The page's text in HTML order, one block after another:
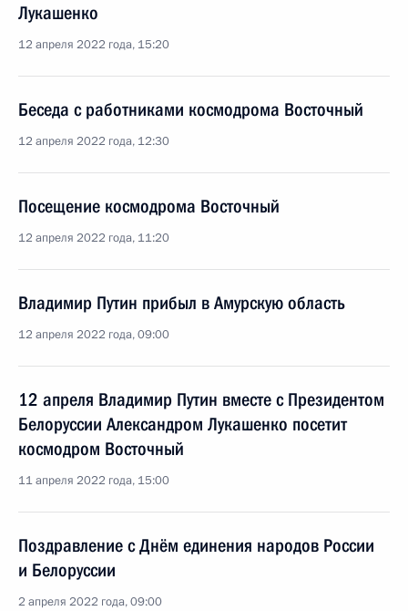
Лукашенко
12 апреля 2022 года, 15:20
Беседа с работниками космодрома Восточный
12 апреля 2022 года, 12:30
Посещение космодрома Восточный
12 апреля 2022 года, 11:20
Владимир Путин прибыл в Амурскую область
12 апреля 2022 года, 09:00
12 апреля Владимир Путин вместе с Президентом
Белоруссии Александром Лукашенко посетит
космодром Восточный
11 апреля 2022 года, 15:00
Поздравление с Днём единения народов России
и Белоруссии
2 апреля 2022 года, 09:00